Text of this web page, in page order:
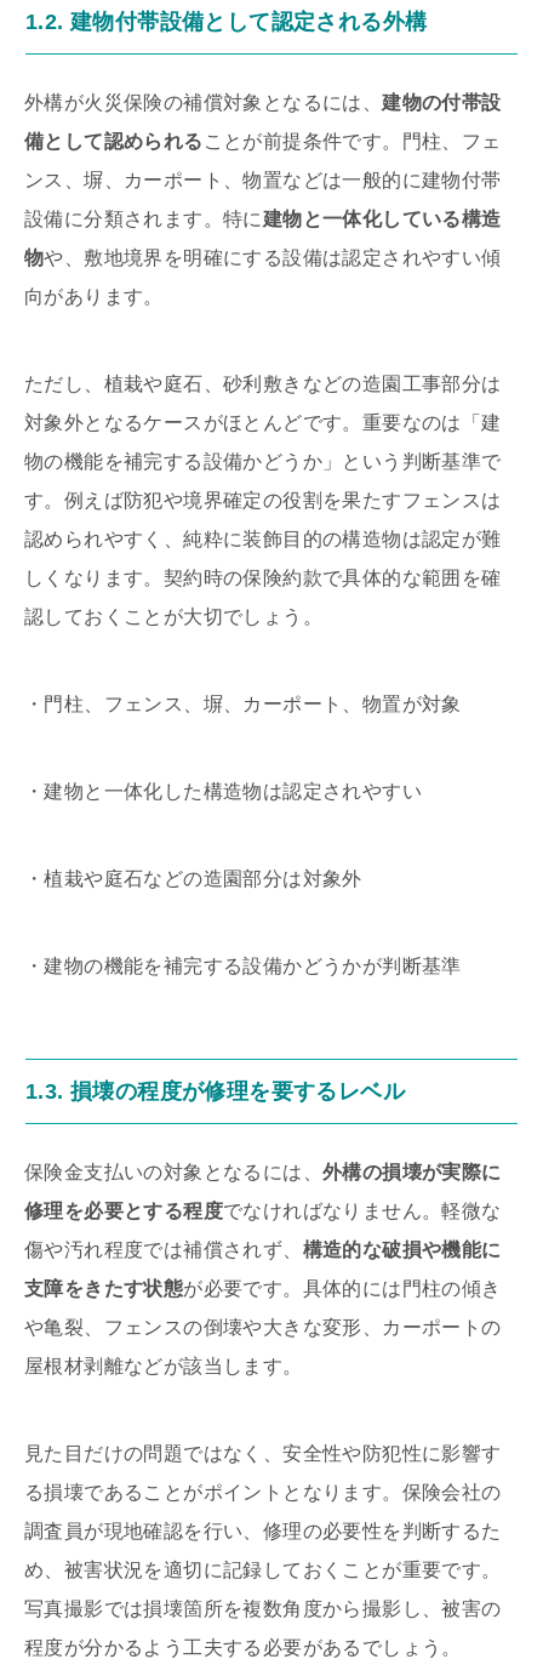
1.2. 建物付帯設備として認定される外構
外構が火災保険の補償対象となるには、建物の付帯設
備として認められる ことが前提条件です。門柱、フェ
ンス、塀、カーポート、物置などは一般的に建物付帯
設備に分類されます。特に建物と一体化している構造
物や、敷地境界を明確にする設備は認定されやすい傾
向があります。
ただし、植栽や庭石、砂利敷きなどの造園工事部分は
対象外となるケースがほとんどです。重要なのは「建
物の機能を補完する設備かどうか」という判断基準で
す。例えば防犯や境界確定の役割を果たすフェンスは
認められやすく、純粋に装飾目的の構造物は認定が難
しくなります。契約時の保険約款で具体的な範囲を確
認しておくことが大切でしょう。
・門柱、フェンス、塀、カーポート、物置が対象
・建物と一体化した構造物は認定されやすい
・植栽や庭石などの造園部分は対象外
・建物の機能を補完する設備かどうかが判断基準
1.3. 損壊の程度が修理を要するレベル
保険金支払いの対象となるには、 外構の損壊が実際に
修理を必要とする程度でなければなりません。軽微な
傷や汚れ程度では補償されず、 構造的な破損や機能に
支障をきたす状態が必要です。具体的には門柱の傾き
や亀裂、フェンスの倒壊や大きな変形、カーポートの
屋根材剥離などが該当します。
見た目だけの問題ではなく、安全性や防犯性に影響す
る損壊であることがポイントとなります。保険会社の
調査員が現地確認を行い、修理の必要性を判断するた
め、被害状況を適切に記録しておくことが重要です。
写真撮影では損壊箇所を複数角度から撮影し、被害の
程度が分かるよう工夫する必要があるでしょう。